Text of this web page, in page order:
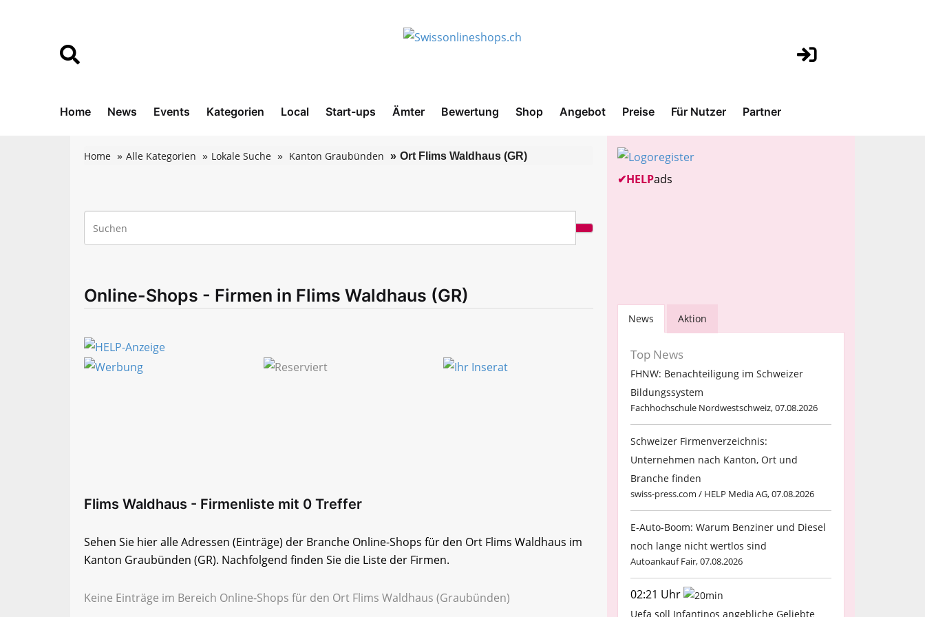
Home News Events Kategorien Local Start-ups Ämter Bewertung Shop Angebot Preise Für Nutzer Partner
Home Alle Kategorien Lokale Suche Kanton Graubünden Ort Flims Waldhaus (GR)
Online-Shops - Firmen in Flims Waldhaus (GR)
Flims Waldhaus - Firmenliste mit 0 Treffer
Sehen Sie hier alle Adressen (Einträge) der Branche Online-Shops für den Ort Flims Waldhaus im
Kanton Graubünden (GR). Nachfolgend finden Sie die Liste der Firmen.
Keine Einträge im Bereich Online-Shops für den Ort Flims Waldhaus (Graubünden)
✔HELPads
News Aktion
Top News
FHNW: Benachteiligung im Schweizer
Bildungssystem
Fachhochschule Nordwestschweiz, 07.08.2026
Schweizer Firmenverzeichnis:
Unternehmen nach Kanton, Ort und
Branche finden
swiss-press.com / HELP Media AG, 07.08.2026
E-Auto-Boom: Warum Benziner und Diesel
noch lange nicht wertlos sind
Autoankauf Fair, 07.08.2026
02:21 Uhr
Uefa soll Infantinos angebliche Geliebte